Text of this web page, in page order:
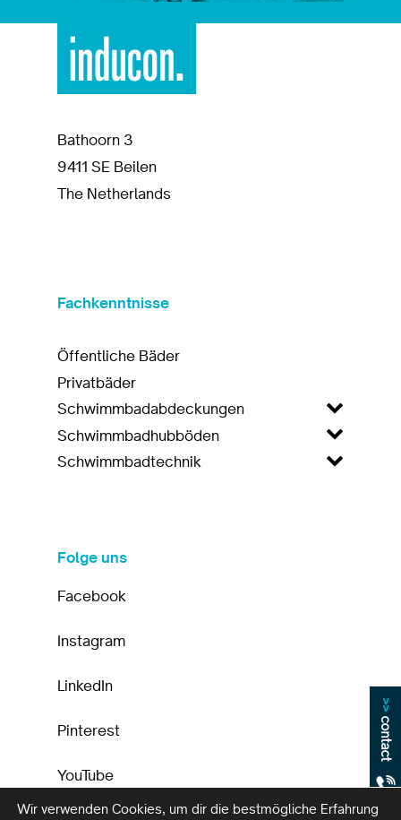
>>
contact
Bathoorn 3
9411 SE Beilen
The Netherlands
Fachkenntnisse
Öffentliche Bäder
Privatbäder
Schwimmbadabdeckungen
Schwimmbadhubböden
Schwimmbadtechnik
Folge uns
Facebook
Instagram
LinkedIn
Pinterest
YouTube
Wir verwenden Cookies, um dir die bestmögliche Erfahrung